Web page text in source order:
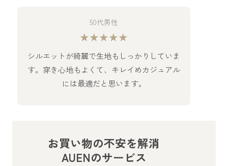
50代男性
★★★★★
シルエットが綺麗で生地もしっかりしていま
す。穿き心地もよくて、キレイめカジュアル
には最適だと思います。
お買い物の不安を解消
AUENのサービス